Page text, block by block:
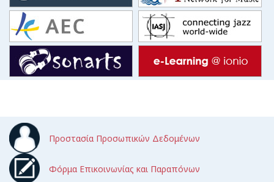
Προστασία Προσωπικών Δεδομένων
Φόρμα Επικοινωνίας και Παραπόνων